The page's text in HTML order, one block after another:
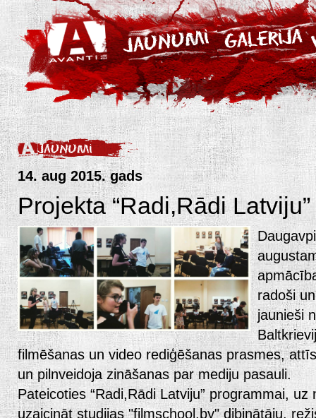
14. aug 2015. gads
Projekta “Radi,Rādi
radoši
jaunieši
filmēšanas un video rediģēšanas prasmes,
un pilnveidoja zināšanas par mediju pasauli.
Pateicoties “Radi,Rādi Latviju” programmai,
uzaicināt studijas "filmschool.by" dibinātāju,